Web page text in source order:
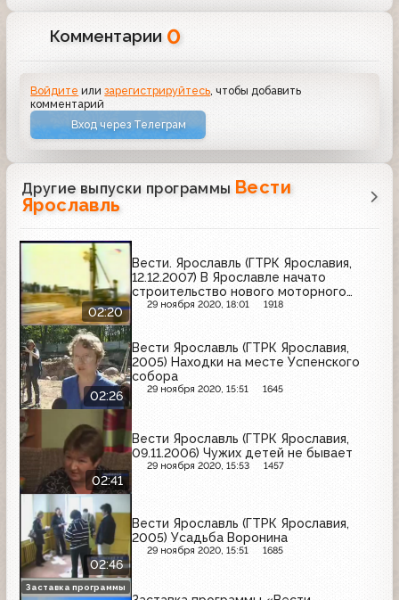
Комментарии 0
Войдите илизарегистрируйтесь , чтобы добавить
комментарий
Вход через Телеграм
Другие выпуски программы Вести
Ярославль
02:20
Вести. Ярославль (ГТРК Ярославия,
12.12.2007) В Ярославле начато
строительство нового моторного
завода
29 ноября 2020, 18:01 1918
02:26
Вести Ярославль (ГТРК Ярославия,
2005) Находки на месте Успенского
собора
29 ноября 2020, 15:51 1645
02:41
Вести Ярославль (ГТРК Ярославия,
09.11.2006) Чужих детей не бывает
29 ноября 2020, 15:53 1457
02:46
Вести Ярославль (ГТРК Ярославия,
2005) Усадьба Воронина
29 ноября 2020, 15:51 1685
Заставка программы